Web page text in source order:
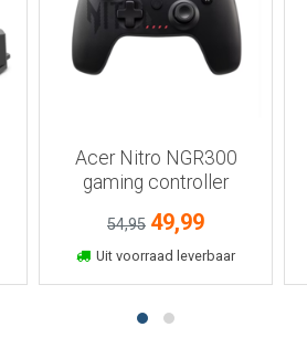
Bekijk meer informatie
Acer Nitro NGR300
gaming controller
54,95 49,99
Uit voorraad leverbaar
In winkelmand